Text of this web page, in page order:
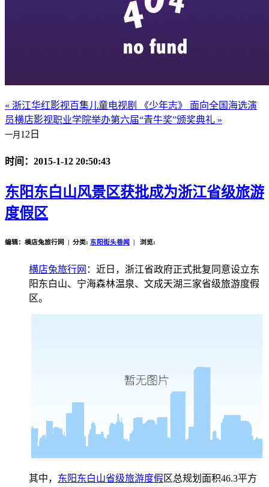
« 浙江华红影视百集儿童电视剧 《少年志》 面向全国海选演
员横店影视职业学院举办第六届“青牛奖”颁奖典礼 »
一月 12日
时间：2015-1-12 20:50:43
东阳东白山风景区获批成为浙江省级旅游
度假区
编辑：横店兔旅行网 | 分类: 东阳街头巷闻 | 浏览:
横店兔旅行网 ：近日，浙江省政府正式批复同意设立东
阳东白山、宁海森林温泉、文成天湖三家省级旅游度假
区。
其中， 东阳东白山省级旅游度假 区总规划面积46.3平方